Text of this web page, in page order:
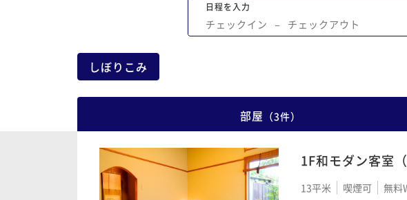
日程を入力
チェックイン − チェックアウト
しぼりこみ
部屋 （3件）
1F和モダン客室（
13平米 喫煙可 無料